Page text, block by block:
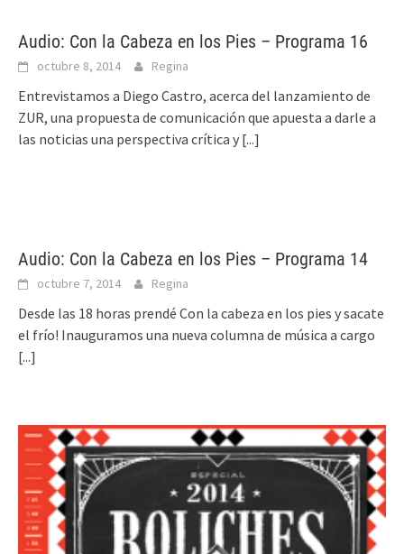
Audio: Con la Cabeza en los Pies – Programa 16
octubre 8, 2014 Regina
Entrevistamos a Diego Castro, acerca del lanzamiento de
ZUR, una propuesta de comunicación que apuesta a darle a
las noticias una perspectiva crítica y [...]
Audio: Con la Cabeza en los Pies – Programa 14
octubre 7, 2014 Regina
Desde las 18 horas prendé Con la cabeza en los pies y sacate
el frío! Inauguramos una nueva columna de música a cargo
[...]